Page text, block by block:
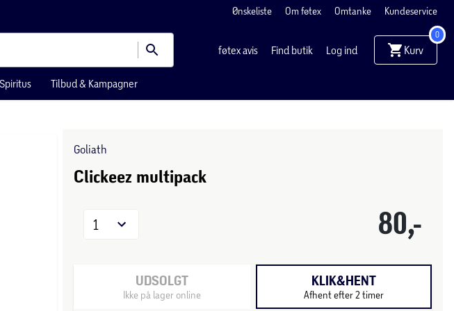
Ønskeliste Om føtex Omtanke Kundeservice
føtex avis Find butik Log ind Kurv
0
Tilbud & Kampagner
Goliath
Clickeez multipack
80,-
1
UDSOLGT
Ikke på lager online
KLIK&HENT
Afhent efter 2 timer